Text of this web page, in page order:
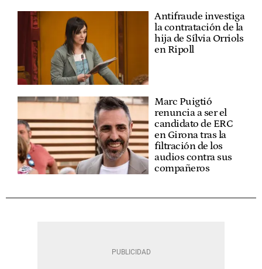
Antifraude investiga
la contratación de la
hija de Sílvia Orriols
en Ripoll
Marc Puigtió
renuncia a ser el
candidato de ERC
en Girona tras la
filtración de los
audios contra sus
compañeros